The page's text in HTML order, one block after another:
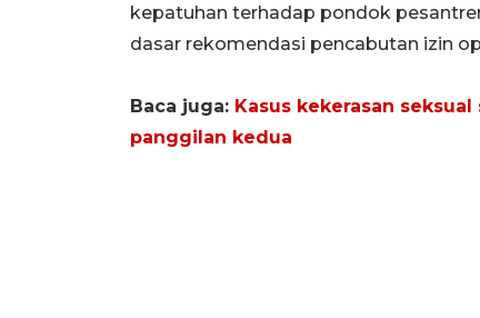
kepatuhan terhadap pondok
dasar rekomendasi pencabutan izin
Baca juga: Kasus kekerasan
panggilan kedua